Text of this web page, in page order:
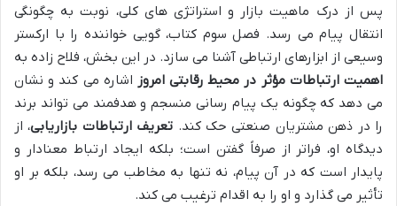
پس از درک ماهیت بازار و استراتژی های کلی، نوبت به چگونگی
انتقال پیام می رسد. فصل سوم کتاب، گویی خواننده را با ارکستر
وسیعی از ابزارهای ارتباطی آشنا می سازد. در این بخش، فلاح زاده به
اهمیت ارتباطات مؤثر در محیط رقابتی امروز اشاره می کند و نشان
می دهد که چگونه یک پیام رسانی منسجم و هدفمند می تواند برند
را در ذهن مشتریان صنعتی حک کند. تعریف ارتباطات بازاریابی، از
دیدگاه او، فراتر از صرفاً گفتن است؛ بلکه ایجاد ارتباط معنادار و
پایدار است که در آن پیام، نه تنها به مخاطب می رسد، بلکه بر او
تأثیر می گذارد و او را به اقدام ترغیب می کند.